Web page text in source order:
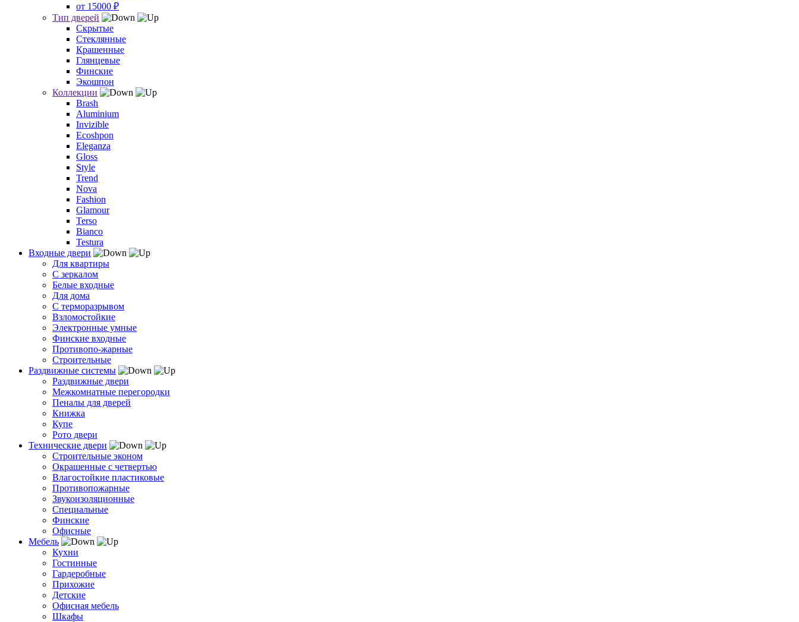
от 15000 ₽
Тип дверей
Скрытые
Стеклянные
Крашенные
Глянцевые
Финские
Экошпон
Коллекции
Brash
Aluminium
Invizible
Ecoshpon
Eleganza
Gloss
Style
Trend
Nova
Fashion
Glamour
Terso
Bianco
Testura
Входные двери
Для квартиры
С зеркалом
Белые входные
Для дома
С терморазрывом
Взломостойкие
Электронные умные
Финские входные
Противопо-жарные
Строительные
Раздвижные системы
Раздвижные двери
Межкомнатные перегородки
Пеналы для дверей
Книжка
Купе
Рото двери
Технические двери
Строительные эконом
Окрашенные с четвертью
Влагостойкие пластиковые
Противопожарные
Звукоизоляционные
Специальные
Финские
Офисные
Мебель
Кухни
Гостинные
Гардеробные
Прихожие
Детские
Офисная мебель
Шкафы